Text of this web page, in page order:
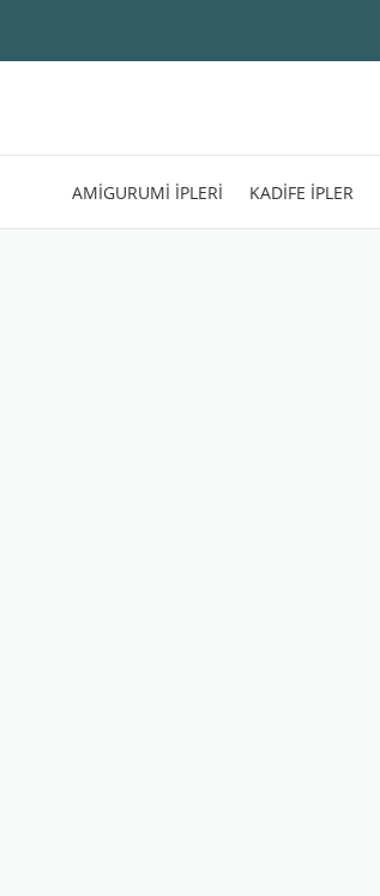
AMİGURUMİ İPLERİ KADİFE İPLER